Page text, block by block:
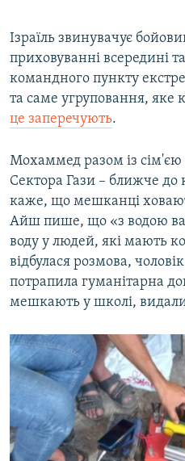
Ізраїль звинувачує
приховуванні всередині
командного пункту
та саме угруповання, яке
це заперечують.
Мохаммед разом із сім'єю
Сектора Гази – ближче до
каже, що мешканці
Айш пише, що «з водою
воду у людей, які мають
відбулася розмова,
потрапила гуманітарна
мешкають у школі,